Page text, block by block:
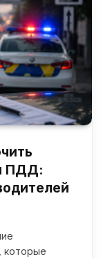
ПДД:
которые